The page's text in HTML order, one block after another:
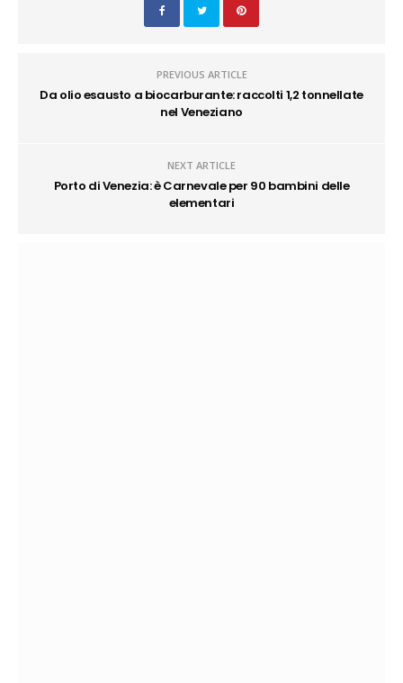
PREVIOUS ARTICLE
Da olio esausto a biocarburante: raccolti 1,2 tonnellate
nel Veneziano
NEXT ARTICLE
Porto di Venezia: è Carnevale per 90 bambini delle
elementari